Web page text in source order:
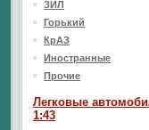
ЗИЛ
Горький
КрАЗ
Иностранные
Прочие
Легковые
1:43